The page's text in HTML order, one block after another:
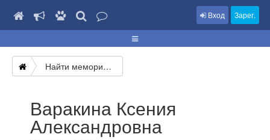
Вход Зарег.
Найти мемориал
Варакина Ксения
Александровна